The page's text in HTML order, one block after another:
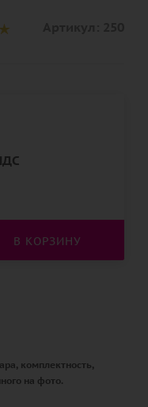
В КОРЗИНУ
комплектность,
на фото.